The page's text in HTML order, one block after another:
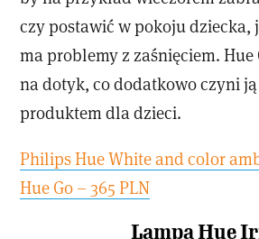
czy postawić w pokoju dziecka,
ma problemy z zaśnięciem. Hue
na dotyk, co dodatkowo czyni
produktem dla dzieci.
Philips Hue White and color
Hue Go – 365 PLN
Lampa Hue